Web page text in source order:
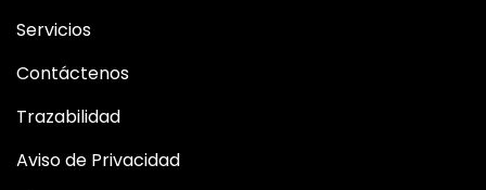
Servicios
Contáctenos
Trazabilidad
Aviso de Privacidad